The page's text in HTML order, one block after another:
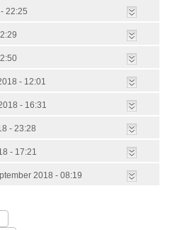
22:25
- 12:01
- 16:31
- 23:28
- 17:21
2018 - 08:19